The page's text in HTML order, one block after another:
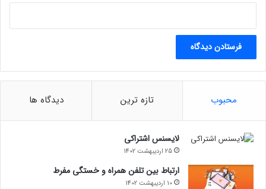
محبوب تازه ترین دیدگاه ها
لایسنس اشتراکی
25 اردیبهشت 1402
ارتباط بین تلفن همراه و خستگی مفرط
10 اردیبهشت 1402